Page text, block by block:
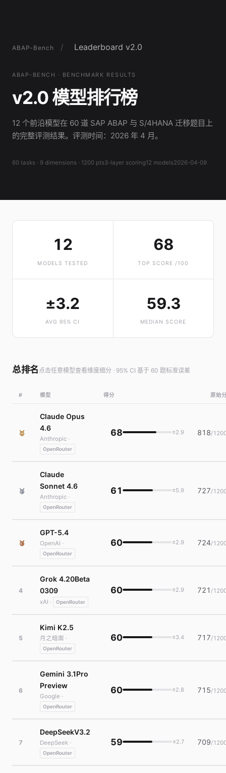
ABAP-Bench / Leaderboard v2.0
ABAP-BENCH · BENCHMARK RESULTS
v2.0 模型排行榜
12 个前沿模型在 60 道 SAP ABAP 与 S/4HANA 迁移题目上
的完整评测结果。评测时间：2026 年 4 月。
60 tasks · 9 dimensions · 1200 pts3-layer scoring12 models2026-04-09
12
MODELS TESTED
68
TOP SCORE /100
±3.2
AVG 95% CI
59.3
MEDIAN SCORE
总排名 点击任意模型查看维度细分 · 95% CI 基于 60 题标准误差
# 模型 得分 原始
🥇
Claude Opus
4.6
Anthropic ·
OpenRouter
68 ±2.9 818/
🥈
Claude
Sonnet 4.6
Anthropic ·
OpenRouter
61 ±5.9 727/
🥉
GPT-5.4
OpenAI ·
OpenRouter
60 ±2.9 724/
4
Grok 4.20Beta
0309
xAI · OpenRouter
60 ±2.9 721 /
5
Kimi K2.5
月之暗面 ·
OpenRouter
60 ±3.4 717/
6
Gemini 3.1Pro
Preview
Google ·
OpenRouter
60 ±2.8 715/
7
DeepSeekV3.2
DeepSeek ·
OpenRouter
59 ±2.7 709/